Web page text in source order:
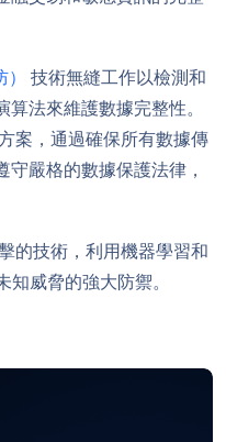
技術無縫工作以檢測和
法來維護數據完整性。
案，通過確保所有數據傳
嚴格的數據保護法律，
的技術，利用機器學習和
知威脅的強大防禦。